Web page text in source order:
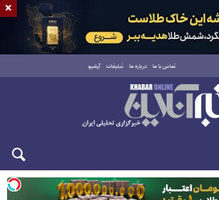
تماس با ما درباره ما تبلیغات آرشیو
دوشنبه ۱۹ مرداد ۱۴۰۵
×